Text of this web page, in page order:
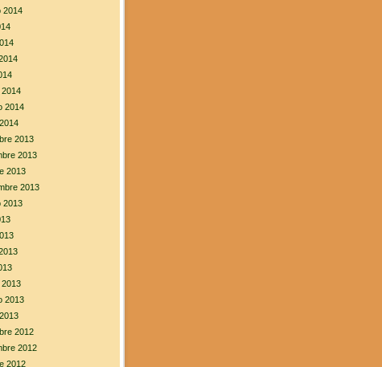
2014
2014
2013
2013
2013
2013
2013
2013
2012
2012
2012